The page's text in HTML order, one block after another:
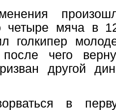
четыре мяча в
голкипер
чего
другой
в